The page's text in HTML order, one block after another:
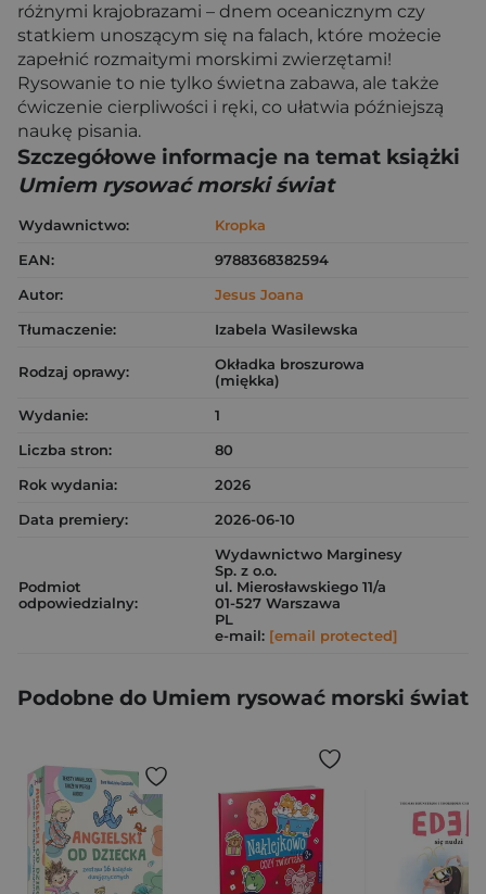
różnymi krajobrazami – dnem oceanicznym czy
statkiem unoszącym się na falach, które możecie
zapełnić rozmaitymi morskimi zwierzętami!
Rysowanie to nie tylko świetna zabawa, ale także
ćwiczenie cierpliwości i ręki, co ułatwia późniejszą
naukę pisania.
Szczegółowe informacje na temat książki
Umiem rysować morski świat
Wydawnictwo:
Kropka
EAN:
9788368382594
Autor:
Jesus Joana
Tłumaczenie:
Izabela Wasilewska
Rodzaj oprawy:
Okładka broszurowa
(miękka)
Wydanie:
1
Liczba stron:
80
Rok wydania:
2026
Data premiery:
2026-06-10
Podmiot
odpowiedzialny:
Wydawnictwo Marginesy
Sp. z o.o.
ul. Mierosławskiego 11/a
01-527 Warszawa
PL
e-mail: [email protected]
Podobne do Umiem rysować morski świat